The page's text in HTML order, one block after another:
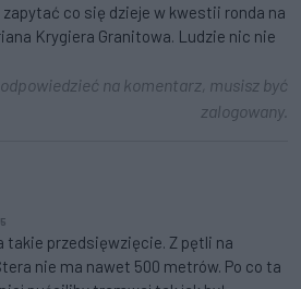
zapytać co się dzieje w kwestii ronda na
Krygiera Granitowa. Ludzie nic nie
na komentarz, musisz być
zalogowany.
takie przedsięwzięcie. Z pętli na
nie ma nawet 500 metrów. Po co ta